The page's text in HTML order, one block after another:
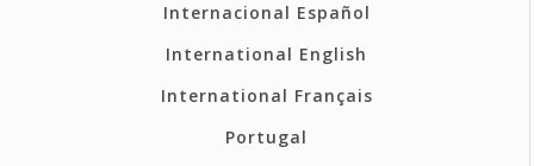
Internacional Español
International English
International Français
Portugal